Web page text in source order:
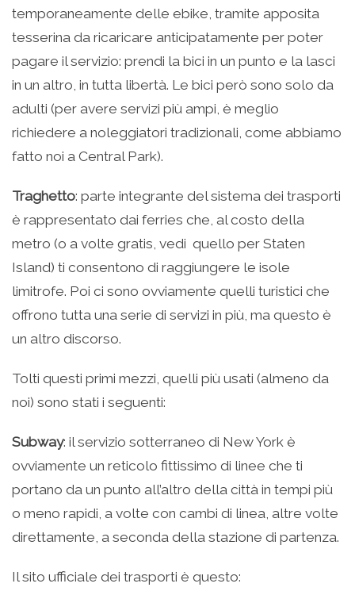
temporaneamente delle ebike, tramite apposita
tesserina da ricaricare anticipatamente per poter
pagare il servizio: prendi la bici in un punto e la lasci
in un altro, in tutta libertà. Le bici però sono solo da
adulti (per avere servizi più ampi, è meglio
richiedere a noleggiatori tradizionali, come abbiamo
fatto noi a Central Park).
Traghetto: parte integrante del sistema dei trasporti
è rappresentato dai ferries che, al costo della
metro (o a volte gratis, vedi quello per Staten
Island) ti consentono di raggiungere le isole
limitrofe. Poi ci sono ovviamente quelli turistici che
offrono tutta una serie di servizi in più, ma questo è
un altro discorso.
Tolti questi primi mezzi, quelli più usati (almeno da
noi) sono stati i seguenti:
Subway: il servizio sotterraneo di New York è
ovviamente un reticolo fittissimo di linee che ti
portano da un punto all’altro della città in tempi più
o meno rapidi, a volte con cambi di linea, altre volte
direttamente, a seconda della stazione di partenza.
Il sito ufficiale dei trasporti è questo: